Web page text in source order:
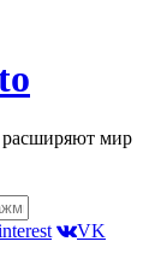
расширяют мир
VK